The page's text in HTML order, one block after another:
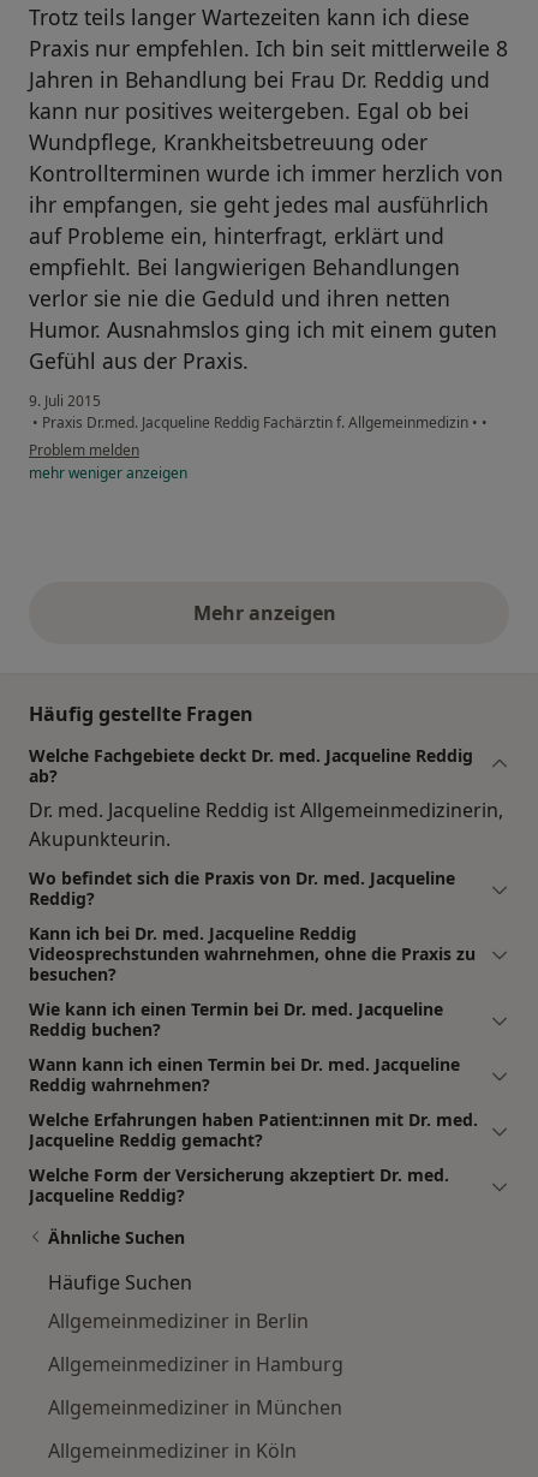
Trotz teils langer Wartezeiten kann ich diese
Praxis nur empfehlen. Ich bin seit mittlerweile 8
Jahren in Behandlung bei Frau Dr. Reddig und
kann nur positives weitergeben. Egal ob bei
Wundpflege, Krankheitsbetreuung oder
Kontrollterminen wurde ich immer herzlich von
ihr empfangen, sie geht jedes mal ausführlich
auf Probleme ein, hinterfragt, erklärt und
empfiehlt. Bei langwierigen Behandlungen
verlor sie nie die Geduld und ihren netten
Humor. Ausnahmslos ging ich mit einem guten
Gefühl aus der Praxis.
9. Juli 2015
• Praxis Dr.med. Jacqueline Reddig Fachärztin f. Allgemeinmedizin • •
Problem melden
mehrwenigeranzeigen
Mehr anzeigenobige Stellungnahmen
Häufig gestellte Fragen
Welche Fachgebiete deckt Dr. med. Jacqueline Reddig
ab?
Dr. med. Jacqueline Reddig ist Allgemeinmedizinerin,
Akupunkteurin.
Wo befindet sich die Praxis von Dr. med. Jacqueline
Reddig?
Kann ich bei Dr. med. Jacqueline Reddig
Videosprechstunden wahrnehmen, ohne die Praxis zu
besuchen?
Wie kann ich einen Termin bei Dr. med. Jacqueline
Reddig buchen?
Wann kann ich einen Termin bei Dr. med. Jacqueline
Reddig wahrnehmen?
Welche Erfahrungen haben Patient:innen mit Dr. med.
Jacqueline Reddig gemacht?
Welche Form der Versicherung akzeptiert Dr. med.
Jacqueline Reddig?
Ähnliche Suchen
Häufige Suchen
Allgemeinmediziner in Berlin
Allgemeinmediziner in Hamburg
Allgemeinmediziner in München
Allgemeinmediziner in Köln